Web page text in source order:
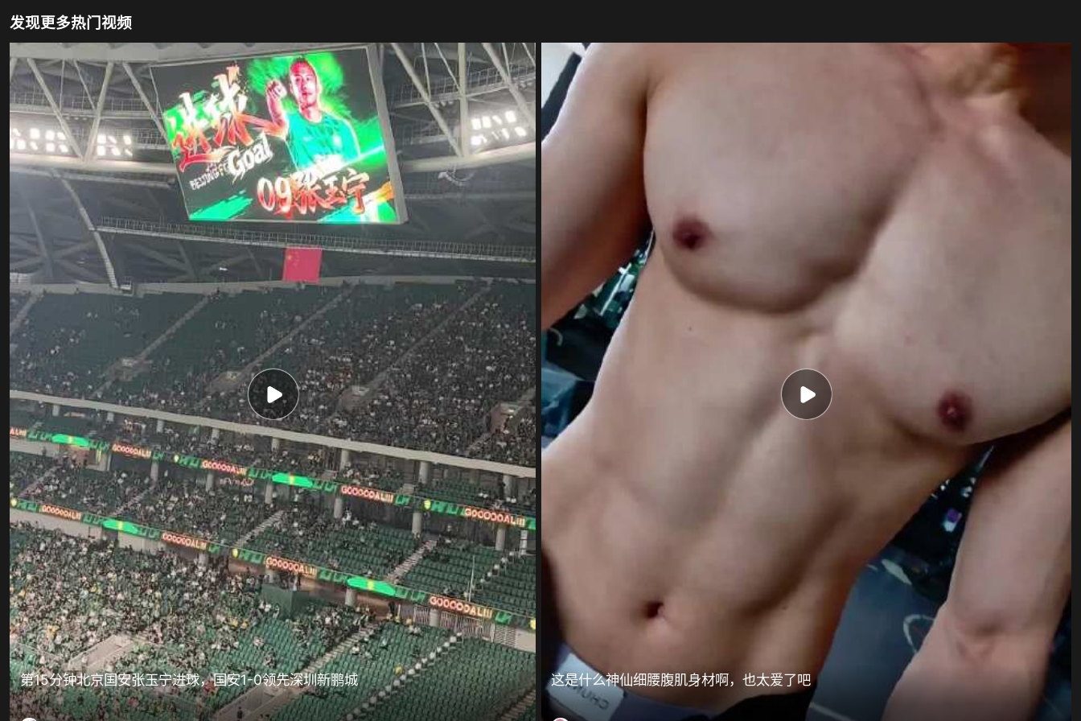
发现更多热门视频
第15分钟北京国安张玉宁进球，国安1-0领先深圳新鹏城 这是什么神仙细腰腹肌身材啊，也太爱了吧